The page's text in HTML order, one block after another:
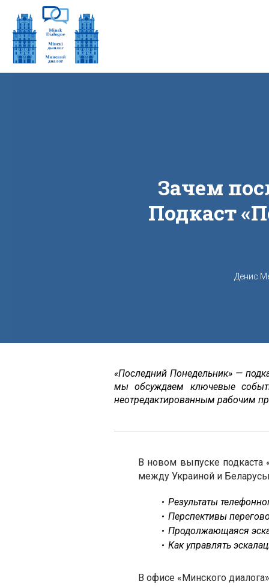
Зачем
Подкаст
Денис
«Последний Понедельник» —
мы обсуждаем ключевые
неотредактированным рабочим
В новом выпуске
между Украиной и
Результаты
Перспективы
Продолжающаяся
Как управлять
В офисе «Минского